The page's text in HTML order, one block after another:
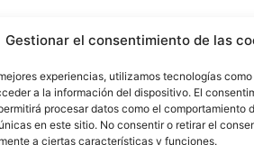
Gestionar el consentimiento de las
experiencias, utilizamos tecnologías
a la información del dispositivo. El
procesar datos como el comportamiento
en este sitio. No consentir o retirar el
a ciertas características y funciones.